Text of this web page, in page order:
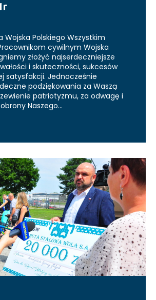
Wojska Polskiego Wszystkim
cywilnym Wojska
złożyć najserdeczniejsze
i skuteczności, sukcesów
satysfakcji. Jednocześnie
podziękowania za Waszą
patriotyzmu, za odwagę i
Naszego…